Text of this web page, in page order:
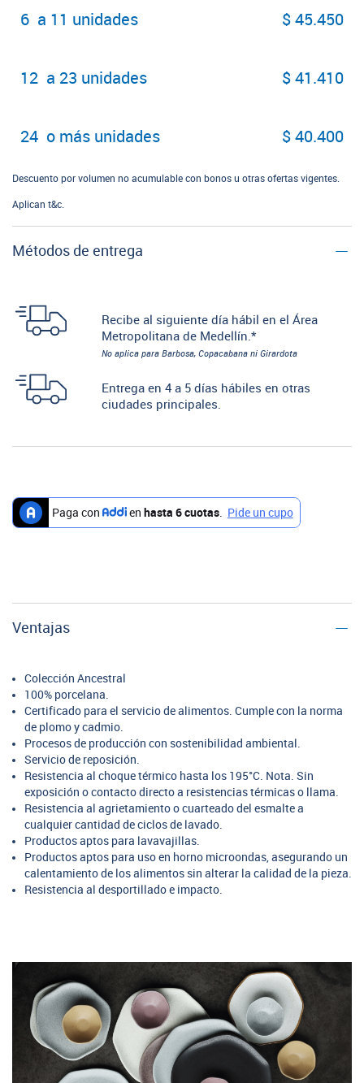
6 a 11 unidades $ 45.450
12 a 23 unidades $ 41.410
24 o más unidades $ 40.400
Descuento por volumen no acumulable con bonos u otras ofertas vigentes.
Aplican t&c.
Métodos de entrega
Recibe al siguiente día hábil en el Área
Metropolitana de Medellín.*
No aplica para Barbosa, Copacabana ni Girardota
Entrega en 4 a 5 días hábiles en otras
ciudades principales.
Ventajas
Colección Ancestral
100% porcelana.
Certificado para el servicio de alimentos. Cumple con la norma
de plomo y cadmio.
Procesos de producción con sostenibilidad ambiental.
Servicio de reposición.
Resistencia al choque térmico hasta los 195°C. Nota. Sin
exposición o contacto directo a resistencias térmicas o llama.
Resistencia al agrietamiento o cuarteado del esmalte a
cualquier cantidad de ciclos de lavado.
Productos aptos para lavavajillas.
Productos aptos para uso en horno microondas, asegurando un
calentamiento de los alimentos sin alterar la calidad de la pieza.
Resistencia al desportillado e impacto.